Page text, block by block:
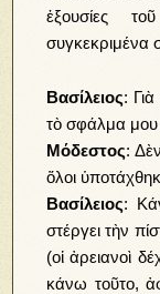
ἐξουσίες
συγκεκριμένα
Βασίλειος:
τὸ σφάλμα μου
Μόδεστος:
ὅλοι
Βασίλειος:
στέργει τὴν
(οἱ ἀρειανοὶ
κάνω τοῦτο,